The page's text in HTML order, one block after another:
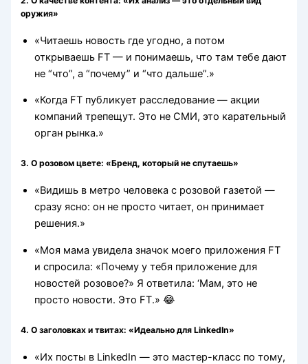
оружия»
«Читаешь новость где угодно, а потом
открываешь FT — и понимаешь, что там тебе дают
не “что”, а “почему” и “что дальше”.»
«Когда FT публикует расследование — акции
компаний трепещут. Это не СМИ, это карательный
орган рынка.»
3. О розовом цвете: «Бренд, который не спутаешь»
«Видишь в метро человека с розовой газетой —
сразу ясно: он не просто читает, он принимает
решения.»
«Моя мама увидела значок моего приложения FT
и спросила: «Почему у тебя приложение для
новостей розовое?» Я ответила: ‘Мам, это не
просто новости. Это FT.» 😂
4. О заголовках и твитах: «Идеально для LinkedIn»
«Их посты в LinkedIn — это мастер-класс по тому,